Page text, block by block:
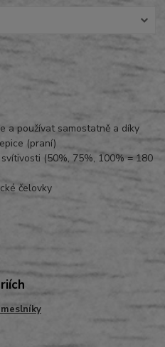
a používat samostatně a díky
(praní)
(50%, 75%, 100% = 180
čelovky